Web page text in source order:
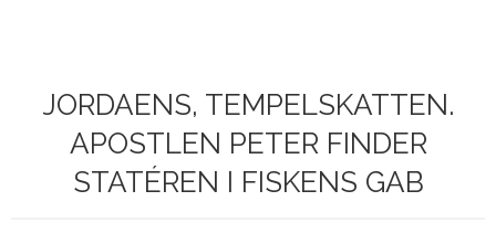
JORDAENS, TEMPELSKATTEN.
APOSTLEN PETER FINDER
STATÉREN I FISKENS GAB